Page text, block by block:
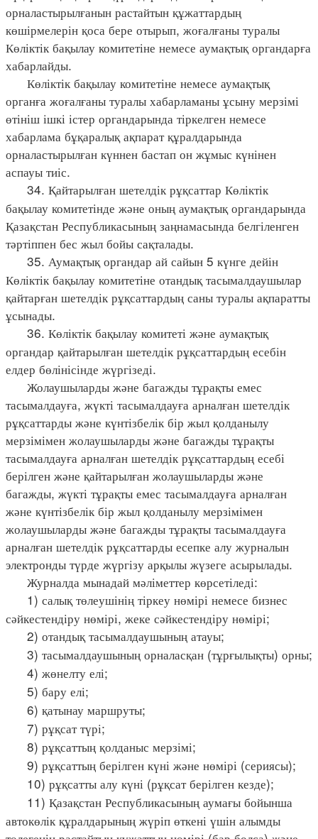
орналастырылғанын растайтын құжаттардың
көшірмелерін қоса бере отырып, жоғалғаны туралы
Көліктік бақылау комитетіне немесе аумақтық органдарға
хабарлайды.
Көліктік бақылау комитетіне немесе аумақтық
органға жоғалғаны туралы хабарламаны ұсыну мерзімі
өтініш ішкі істер органдарында тіркелген немесе
хабарлама бұқаралық ақпарат құралдарында
орналастырылған күннен бастап он жұмыс күнінен
аспауы тиіс.
34. Қайтарылған шетелдік рұқсаттар Көліктік
бақылау комитетінде және оның аумақтық органдарында
Қазақстан Республикасының заңнамасында белгіленген
тәртіппен бес жыл бойы сақталады.
35. Аумақтық органдар ай сайын 5 күнге дейін
Көліктік бақылау комитетіне отандық тасымалдаушылар
қайтарған шетелдік рұқсаттардың саны туралы ақпаратты
ұсынады.
36. Көліктік бақылау комитеті және аумақтық
органдар қайтарылған шетелдік рұқсаттардың есебін
елдер бөлінісінде жүргізеді.
Жолаушыларды және багажды тұрақты емес
тасымалдауға, жүкті тасымалдауға арналған шетелдік
рұқсаттарды және күнтізбелік бір жыл қолданылу
мерзімімен жолаушыларды және багажды тұрақты
тасымалдауға арналған шетелдік рұқсаттардың есебі
берілген және қайтарылған жолаушыларды және
багажды, жүкті тұрақты емес тасымалдауға арналған
және күнтізбелік бір жыл қолданылу мерзімімен
жолаушыларды және багажды тұрақты тасымалдауға
арналған шетелдік рұқсаттарды есепке алу журналын
электронды түрде жүргізу арқылы жүзеге асырылады.
Журналда мынадай мәліметтер көрсетіледі:
1) салық төлеушінің тіркеу нөмірі немесе бизнес
сәйкестендіру нөмірі, жеке сәйкестендіру нөмірі;
2) отандық тасымалдаушының атауы;
3) тасымалдаушының орналасқан (тұрғылықты) орны;
4) жөнелту елі;
5) бару елі;
6) қатынау маршруты;
7) рұқсат түрі;
8) рұқсаттың қолданыс мерзімі;
9) рұқсаттың берілген күні және нөмірі (сериясы);
10) рұқсатты алу күні (рұқсат берілген кезде);
11) Қазақстан Республикасының аумағы бойынша
автокөлік құралдарының жүріп өткені үшін алымды